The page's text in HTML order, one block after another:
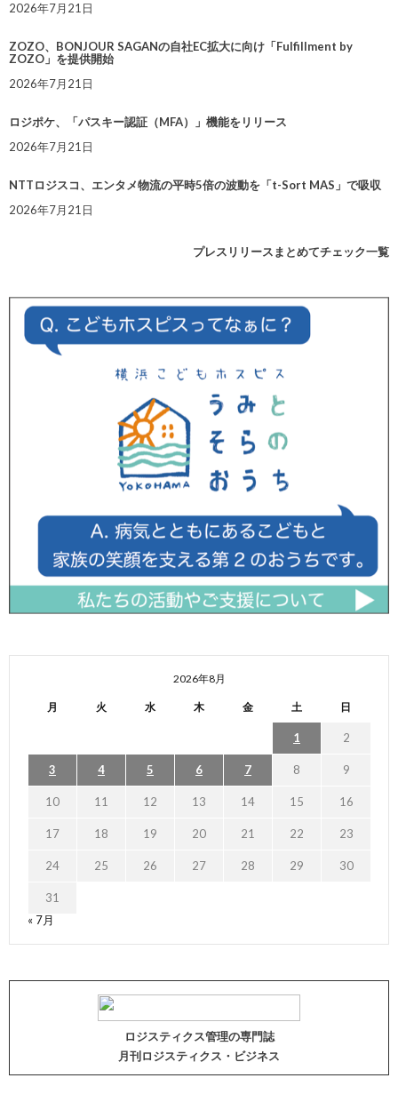
2026年7月21日
ZOZO、BONJOUR SAGANの自社EC拡大に向け「Fulfillment by
ZOZO」を提供開始
2026年7月21日
ロジポケ、「パスキー認証（MFA）」機能をリリース
2026年7月21日
NTTロジスコ、エンタメ物流の平時5倍の波動を「t-Sort MAS」で吸収
2026年7月21日
プレスリリースまとめてチェック一覧
2026年8月
月 火 水 木 金 土 日
1 2
3 4 5 6 7 8 9
10 11 12 13 14 15 16
17 18 19 20 21 22 23
24 25 26 27 28 29 30
31
« 7月
ロジスティクス管理の専門誌
月刊ロジスティクス・ビジネス